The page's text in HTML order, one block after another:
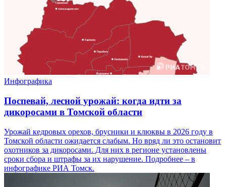
Инфографика
Поспевай, лесной урожай: когда идти за
дикоросами в Томской области
Урожай кедровых орехов, брусники и клюквы в 2026 году в
Томской области ожидается слабым. Но вряд ли это остановит
охотников за дикоросами. Для них в регионе установлены
сроки сбора и штрафы за их нарушение. Подробнее – в
инфографике РИА Томск.